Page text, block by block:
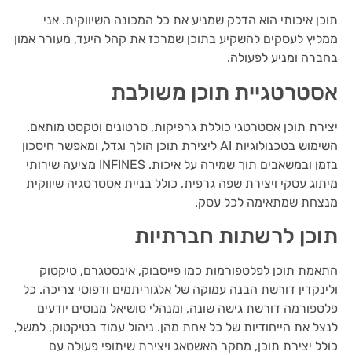
תוכן איכותי הוא הדלק שמניע את כל המכונה השיווקית. אני
ממליץ לעסקים להשקיע בתוכן שמרכז את קהל היעד, מעורר אמון
בחברה ומניע לפעולה.
אסטרטגיית תוכן משולבת
יצירת תוכן אסטרטגי כוללת גרפיקות, סרטונים וטקסט מותאם.
השימוש בטכנולוגיות AI ליצירת תוכן הולך וגדל, ומאפשר חיסכון
בזמן ובמשאבים תוך שמירה על איכות. INFINES מציעה שירותי
מיתוג עסקי ויצירת שפה גרפית, כולל בניית אסטרטגיה שיווקית
מנצחת שמתאימה לכל עסק.
תוכן לרשתות חברתיות
התאמת תוכן לפלטפורמות כמו פייסבוק, אינסטגרם, טיקטוק
ולינקדין דורשת הבנה עמוקה של אלגוריתמים ודפוסי צריכה. כל
פלטפורמה דורשת גישה שונה, ומנהלי סושיאל מנוסים יודעים
לנצל את הייחודיות של כל אחת מהן. ניהול עמוד בטיקטוק, למשל,
כולל יצירת תוכן, מחקר האשטאג ויצירת שיתופי פעולה עם